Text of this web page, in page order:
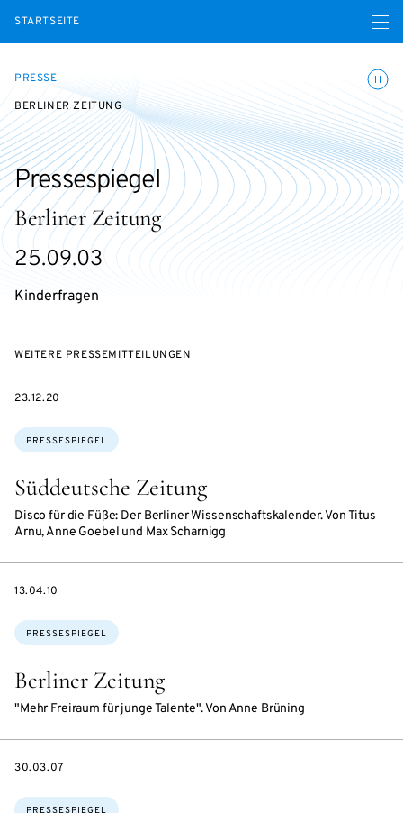
STARTSEITE Menü
PRESSE
BERLINER ZEITUNG
Berliner Zeitung
Pressespiegel
25.09.03
Kinderfragen
WEITERE PRESSEMITTEILUNGEN
Süddeutsche Zeitung
Disco für die Füße: Der Berliner Wissenschaftskalender. Von Titus
Arnu, Anne Goebel und Max Scharnigg
Themen:
PRESSESPIEGEL
DATE
23.12.20
Berliner Zeitung
"Mehr Freiraum für junge Talente". Von Anne Brüning
Themen:
PRESSESPIEGEL
DATE
13.04.10
Themen:
DATE
30.03.07